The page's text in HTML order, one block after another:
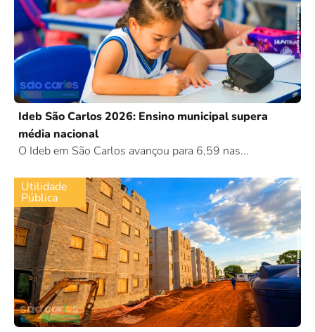
Ideb São Carlos 2026: Ensino municipal supera
média nacional
O Ideb em São Carlos avançou para 6,59 nas...
Utilidade
Pública